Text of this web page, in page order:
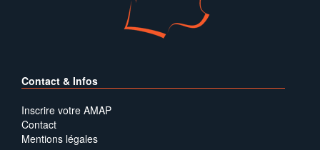
Contact & Infos
Inscrire votre AMAP
Contact
Mentions légales